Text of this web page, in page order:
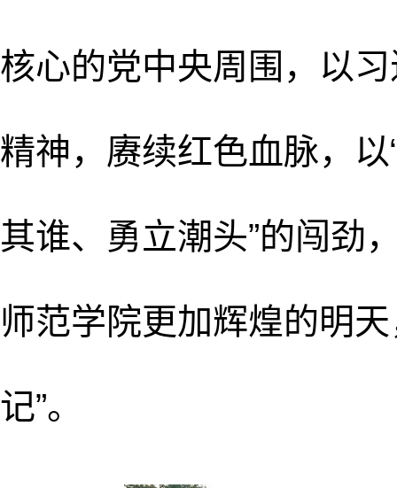
核心的党中央周围，以
精神，赓续红色血脉，
其谁、勇立潮头”的闯劲
师范学院更加辉煌的明
记”。